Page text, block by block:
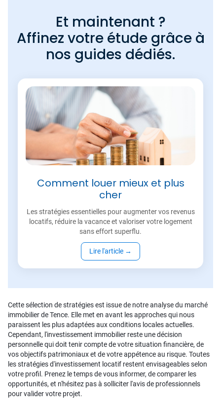
Et maintenant ?
Affinez votre étude grâce à
nos guides dédiés.
Comment louer mieux et plus
cher
Les stratégies essentielles pour augmenter vos revenus
locatifs, réduire la vacance et valoriser votre logement
sans effort superflu.
Lire l'article →
Cette sélection de stratégies est issue de notre analyse du marché
immobilier de Tence. Elle met en avant les approches qui nous
paraissent les plus adaptées aux conditions locales actuelles.
Cependant, l'investissement immobilier reste une décision
personnelle qui doit tenir compte de votre situation financière, de
vos objectifs patrimoniaux et de votre appétence au risque. Toutes
les stratégies d'investissement locatif restent envisageables selon
votre profil. Prenez le temps de vous informer, de comparer les
opportunités, et n'hésitez pas à solliciter l'avis de professionnels
pour valider votre projet.